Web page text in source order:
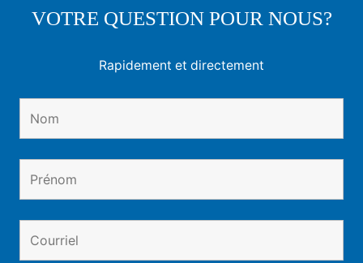
VOTRE QUESTION POUR NOUS?
Rapidement et directement